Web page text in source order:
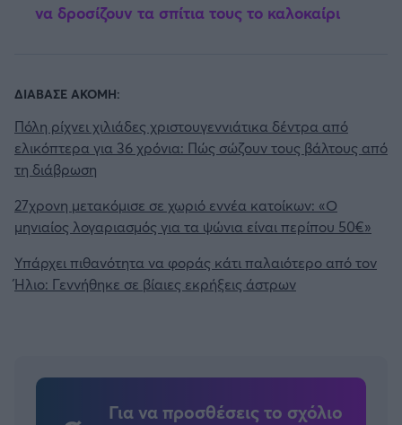
να δροσίζουν τα σπίτια τους το καλοκαίρι
ΔΙΑΒΑΣΕ ΑΚΟΜΗ:
Πόλη ρίχνει χιλιάδες χριστουγεννιάτικα δέντρα από
ελικόπτερα για 36 χρόνια: Πώς σώζουν τους βάλτους από
τη διάβρωση
27χρονη μετακόμισε σε χωριό εννέα κατοίκων: «Ο
μηνιαίος λογαριασμός για τα ψώνια είναι περίπου 50€»
Υπάρχει πιθανότητα να φοράς κάτι παλαιότερο από τον
Ήλιο: Γεννήθηκε σε βίαιες εκρήξεις άστρων
Για να προσθέσεις το σχόλιο